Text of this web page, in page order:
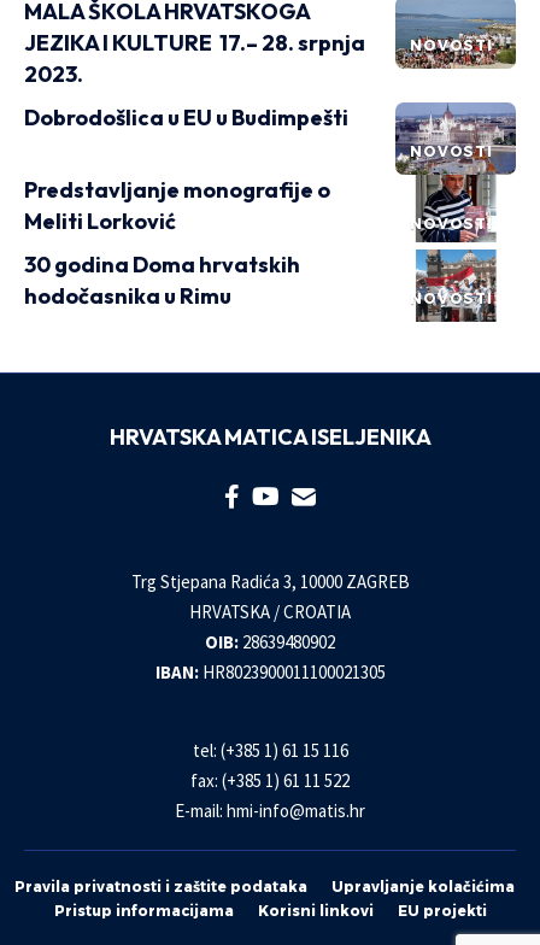
NOVOSTI
MALA ŠKOLA HRVATSKOGA
JEZIKA I KULTURE 17.– 28. srpnja
2023.
NOVOSTI
Dobrodošlica u EU u Budimpešti
NOVOSTI
Predstavljanje monografije o
Meliti Lorković
NOVOSTI
30 godina Doma hrvatskih
hodočasnika u Rimu
HRVATSKA MATICA ISELJENIKA
Trg Stjepana Radića 3, 10000 ZAGREB
HRVATSKA / CROATIA
OIB: 28639480902
IBAN: HR8023900011100021305
tel: (+385 1) 61 15 116
fax: (+385 1) 61 11 522
E-mail: hmi-info@matis.hr
Pravila privatnosti i zaštite podataka
Upravljanje kolačićima
Pristup informacijama
Korisni linkovi EU projekti